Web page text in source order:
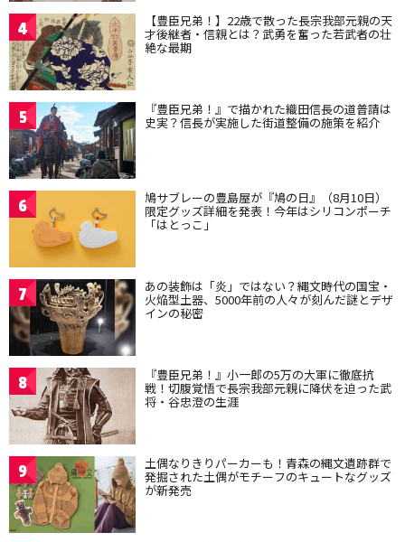
4 【豊臣兄弟！】22歳で散った長宗我部元親の天
才後継者・信親とは？武勇を奮った若武者の壮
絶な最期
5 『豊臣兄弟！』で描かれた織田信長の道普請は
史実？信長が実施した街道整備の施策を紹介
6 鳩サブレーの豊島屋が『鳩の日』（8月10日）
限定グッズ詳細を発表！今年はシリコンポーチ
「はとっこ」
7 あの装飾は「炎」ではない？縄文時代の国宝・
火焔型土器、5000年前の人々が刻んだ謎とデザ
インの秘密
8 『豊臣兄弟！』小一郎の5万の大軍に徹底抗
戦！切腹覚悟で長宗我部元親に降伏を迫った武
将・谷忠澄の生涯
9 土偶なりきりパーカーも！青森の縄文遺跡群で
発掘された土偶がモチーフのキュートなグッズ
が新発売